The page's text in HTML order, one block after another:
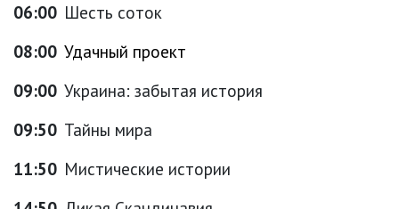
06:00 Шесть соток
08:00 Удачный проект
09:00 Украина: забытая история
09:50 Тайны мира
11:50 Мистические истории